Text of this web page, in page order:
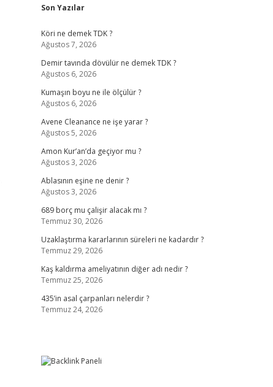
Sidebar
Son Yazılar
Köri ne demek TDK ?
Ağustos 7, 2026
Demir tavında dövülür ne demek TDK ?
Ağustos 6, 2026
Kumaşın boyu ne ile ölçülür ?
Ağustos 6, 2026
Avene Cleanance ne işe yarar ?
Ağustos 5, 2026
Amon Kur’an’da geçiyor mu ?
Ağustos 3, 2026
Ablasının eşine ne denir ?
Ağustos 3, 2026
689 borç mu çalişir alacak mı ?
Temmuz 30, 2026
Uzaklaştırma kararlarının süreleri ne kadardır ?
Temmuz 29, 2026
Kaş kaldırma ameliyatının diğer adı nedir ?
Temmuz 25, 2026
435’in asal çarpanları nelerdir ?
Temmuz 24, 2026
hiltonbetBetexper giriş adresi